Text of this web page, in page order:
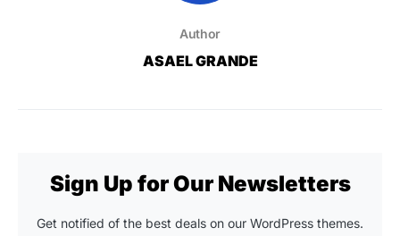
Author
ASAEL GRANDE
Sign Up for Our Newsletters
Get notified of the best deals on our WordPress themes.